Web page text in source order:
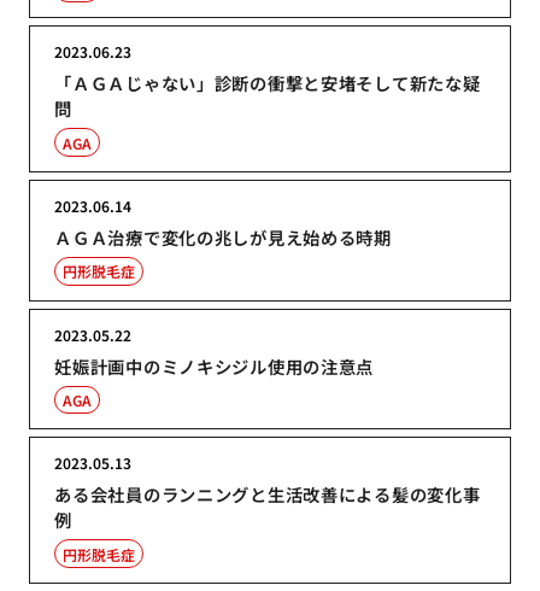
「ＡＧＡじゃない」診断の衝撃と安堵そして新たな疑
問
2023.06.23
AGA
ＡＧＡ治療で変化の兆しが見え始める時期
2023.06.14
円形脱毛症
妊娠計画中のミノキシジル使用の注意点
2023.05.22
AGA
ある会社員のランニングと生活改善による髪の変化事
例
2023.05.13
円形脱毛症